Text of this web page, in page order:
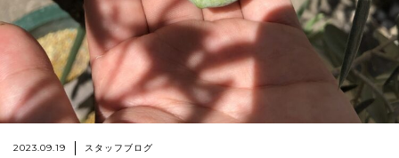
2023.09.19 スタッフブログ